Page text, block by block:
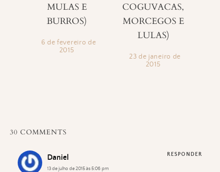
MULAS E
BURROS)
6 de fevereiro de
2015
COGUVACAS,
MORCEGOS E
LULAS)
23 de janeiro de
2015
30 COMMENTS
Daniel
13 de julho de 2015 às 5:06 pm
RESPONDER